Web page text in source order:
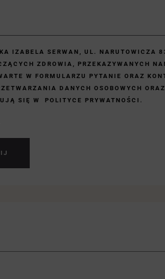
IZABELA SERWAN, UL. NARUTOWICZA
ZDROWIA, PRZEKAZYWANYCH
W FORMULARZU PYTANIE ORAZ
DANYCH OSOBOWYCH ORAZ
SIĘ W POLITYCE PRYWATNOŚCI.